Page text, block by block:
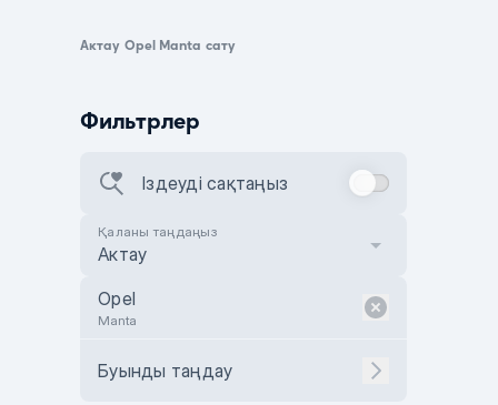
Актау Opel Manta сату
Фильтрлер
Іздеуді сақтаңыз
Қаланы таңдаңыз
Актау
Opel
Manta
Буынды таңдау